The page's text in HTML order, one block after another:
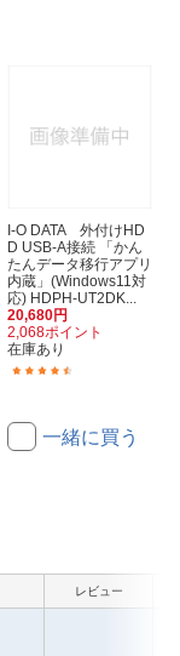
I-O DATA 外付けHD
D USB-A接続 「かん
たんデータ移行アプリ
内蔵」(Windows11対
応) HDPH-UT2DK...
20,680円
2,068ポイント
在庫あり
一緒に買う
レビュー